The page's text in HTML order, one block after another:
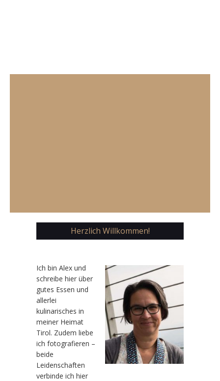
Herzlich Willkommen!
Ich bin Alex und
schreibe hier über
gutes Essen und
allerlei
kulinarisches in
meiner Heimat
Tirol. Zudem liebe
ich fotografieren –
beide
Leidenschaften
verbinde ich hier